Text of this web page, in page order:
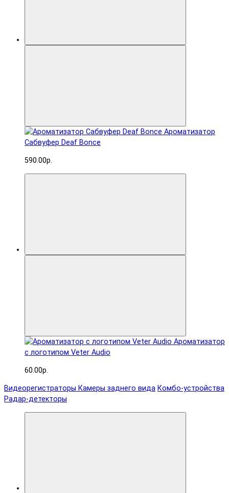
Ароматизатор
Сабвуфер Deaf Bonce
590.00р.
Ароматизатор
с логотипом Veter Audio
60.00р.
Видеорегистраторы Камеры заднего вида Комбо-устройства
Радар-детекторы